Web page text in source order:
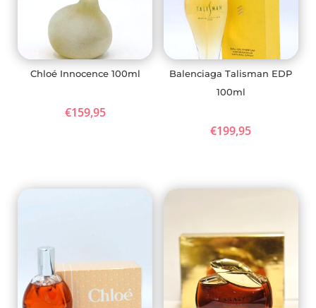
Chloé Innocence 100ml
€159,95
Balenciaga Talisman EDP
100ml
€199,95